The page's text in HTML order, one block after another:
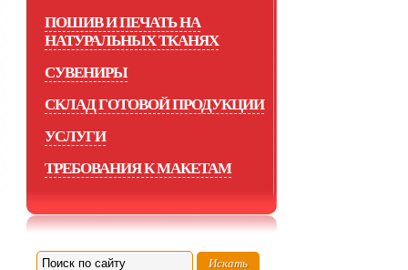
ПОШИВ И ПЕЧАТЬ НА
НАТУРАЛЬНЫХ ТКАНЯХ
СУВЕНИРЫ
СКЛАД ГОТОВОЙ ПРОДУКЦИИ
УСЛУГИ
ТРЕБОВАНИЯ К МАКЕТАМ